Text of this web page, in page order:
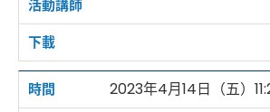
2023年4月14日（五）